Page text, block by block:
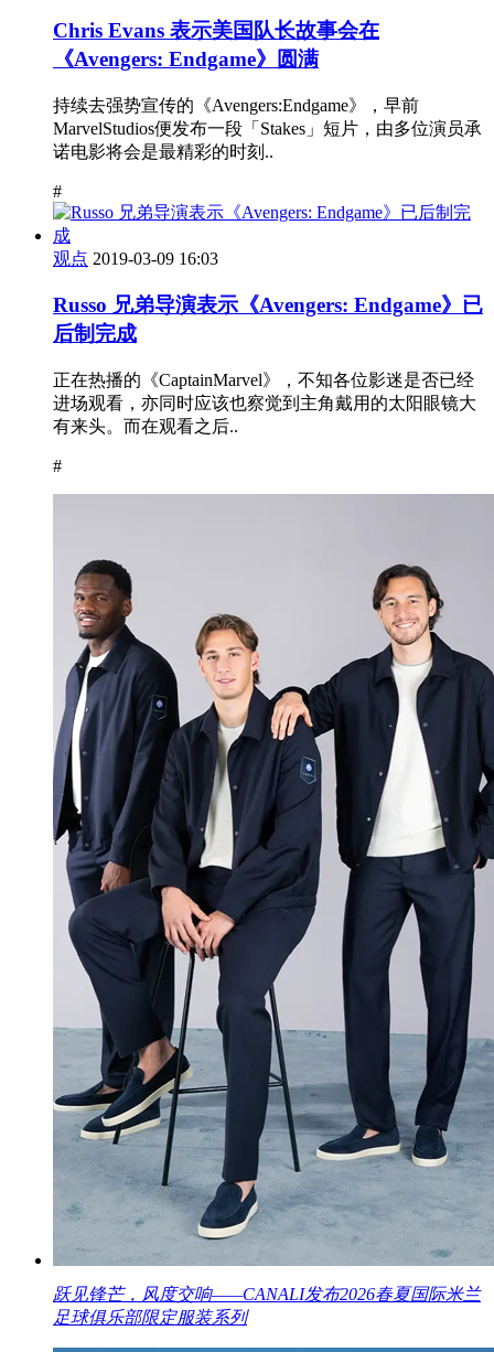
Chris Evans 表示美国队长故事会在
《Avengers: Endgame》圆满
持续去强势宣传的《Avengers:Endgame》，早前
MarvelStudios便发布一段「Stakes」短片，由多位演员承
诺电影将会是最精彩的时刻..
#
观点 2019-03-09 16:03
Russo 兄弟导演表示《Avengers: Endgame》已
后制完成
正在热播的《CaptainMarvel》，不知各位影迷是否已经
进场观看，亦同时应该也察觉到主角戴用的太阳眼镜大
有来头。而在观看之后..
#
跃见锋芒，风度交响——CANALI发布2026春夏国际米兰
足球俱乐部限定服装系列